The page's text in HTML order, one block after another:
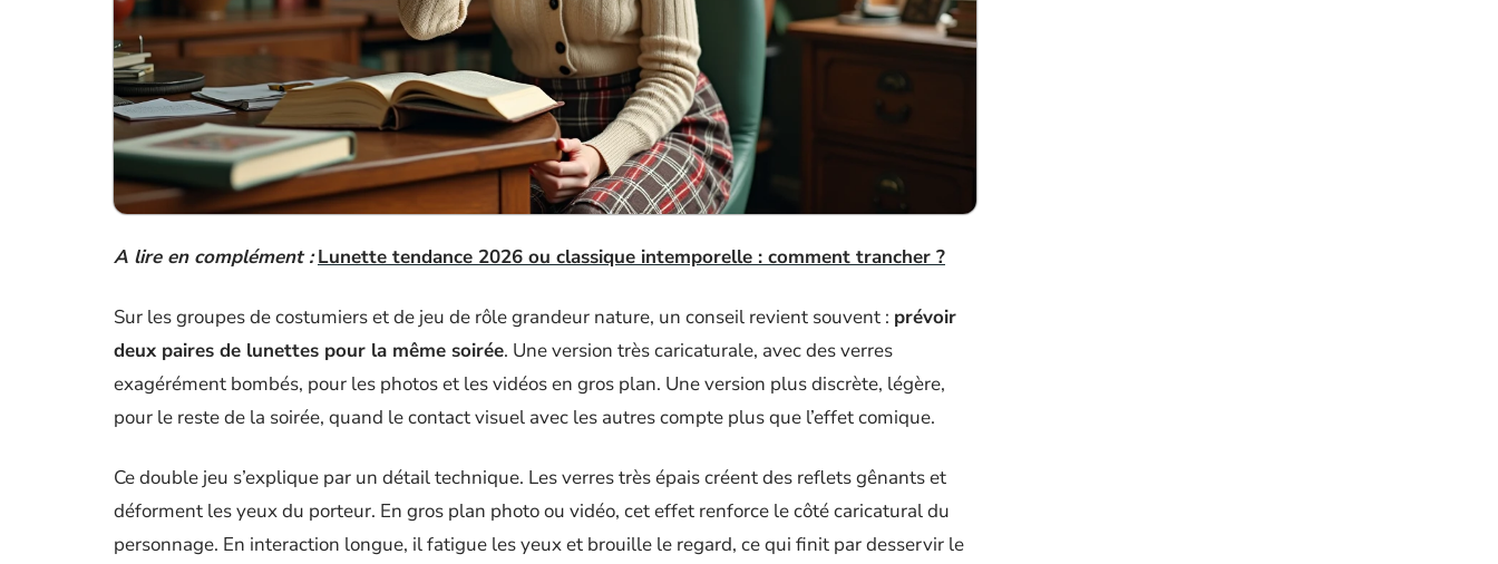
A lire en complément : Lunette tendance 2026 ou classique intemporelle : comment trancher ?
Sur les groupes de costumiers et de jeu de rôle grandeur nature, un conseil revient souvent : prévoir
deux paires de lunettes pour la même soirée. Une version très caricaturale, avec des verres
exagérément bombés, pour les photos et les vidéos en gros plan. Une version plus discrète, légère,
pour le reste de la soirée, quand le contact visuel avec les autres compte plus que l’effet comique.
Ce double jeu s’explique par un détail technique. Les verres très épais créent des reflets gênants et
déforment les yeux du porteur. En gros plan photo ou vidéo, cet effet renforce le côté caricatural du
personnage. En interaction longue, il fatigue les yeux et brouille le regard, ce qui finit par desservir le